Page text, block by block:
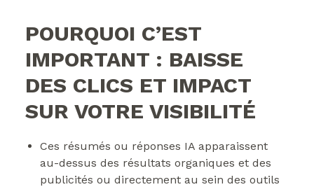
POURQUOI C’EST
IMPORTANT : BAISSE
DES CLICS ET IMPACT
SUR VOTRE VISIBILITÉ
Ces résumés ou réponses IA apparaissent
au-dessus des résultats organiques et des
publicités ou directement au sein des outils